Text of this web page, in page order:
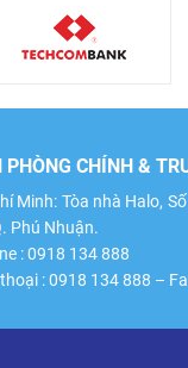
PHÒNG CHÍNH &
Minh: Tòa nhà Halo,
Phú Nhuận.
: 0918 134 888
: 0918 134 888 –